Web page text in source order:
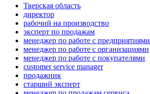
Тверская область
директор
рабочий на производство
эксперт по продажам
менеджер по работе с предприятиями
менеджер по работе с организациями
менеджер по работе с покупателями
customer service manager
продажник
старший эксперт